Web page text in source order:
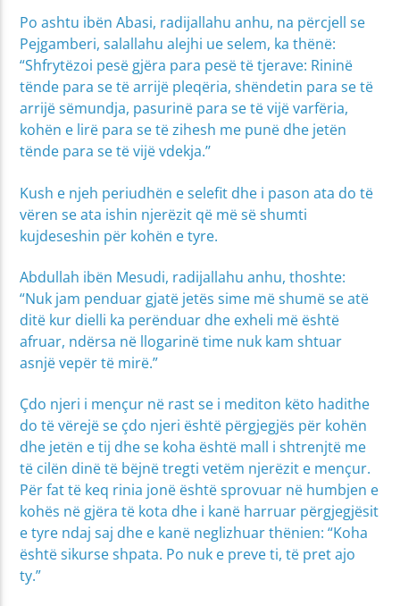
Po ashtu ibën Abasi, radijallahu anhu, na përcjell se
Pejgamberi, salallahu alejhi ue selem, ka thënë:
“Shfrytëzoi pesë gjëra para pesë të tjerave: Rininë
tënde para se të arrijë pleqëria, shëndetin para se të
arrijë sëmundja, pasurinë para se të vijë varfëria,
kohën e lirë para se të zihesh me punë dhe jetën
tënde para se të vijë vdekja.’’
Kush e njeh periudhën e selefit dhe i pason ata do të
vëren se ata ishin njerëzit që më së shumti
kujdeseshin për kohën e tyre.
Abdullah ibën Mesudi, radijallahu anhu, thoshte:
“Nuk jam penduar gjatë jetës sime më shumë se atë
ditë kur dielli ka perënduar dhe exheli më është
afruar, ndërsa në llogarinë time nuk kam shtuar
asnjë vepër të mirë.”
Çdo njeri i mençur në rast se i mediton këto hadithe
do të vërejë se çdo njeri është përgjegjës për kohën
dhe jetën e tij dhe se koha është mall i shtrenjtë me
të cilën dinë të bëjnë tregti vetëm njerëzit e mençur.
Për fat të keq rinia jonë është sprovuar në humbjen e
kohës në gjëra të kota dhe i kanë harruar përgjegjësit
e tyre ndaj saj dhe e kanë neglizhuar thënien: “Koha
është sikurse shpata. Po nuk e preve ti, të pret ajo
ty.”